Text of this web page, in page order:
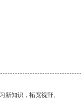
新知识，拓宽视野。